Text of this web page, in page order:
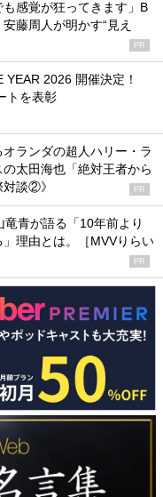
も感覚が狂ってきます」B
藤周人が明かす“見え
PR
2026 開催決定！
トを表彰
ランダの超人ハリー・ラ
太田海也「絶対王者から
談②》
PR
青が語る「10年前より
理由とは。［MVVりらい
PR